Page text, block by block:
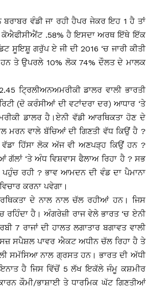
ਵੰਡੀ ਜਾ ਰਹੀ ਹੈਪਰ ਜੇਕਰ ਇਹ 1 ਹੈ ਤਾਂ
ਕੋਐਫੀਸੀਐਂਟ .58% ਹੈ ਇਸਦਾ ਅਰਥ ਇੱਥੇ ਇੱਕ
ਸੂਇਸ਼ੂ ਗਰੁੱਪ ਏ ਜੀ ਦੀ 2016 ‘ਚ ਜਾਰੀ ਕੀਤੀ
ਤੇ ਉਪਰਲੇ 10% ਲੋਕ 74% ਦੌਲਤ ਦੇ ਮਾਲਕ
ਟ੍ਰਿਲੀਅਨਅਮਰੀਕੀ ਡਾਲਰ ਵਾਲੀ ਭਾਰਤੀ
(ਦੋ ਕਰੰਸੀਆਂ ਦੀ ਵਟਾਂਦਰਾ ਦਰ) ਆਧਾਰ ‘ਤੇ
ਡਾਲਰ ਹੈ।ਏਨੀ ਵੱਡੀ ਆਰਥਿਕਤਾ ਹੋਣ ਦੇ
ਮਰਨ ਵਾਲੇ ਬੱਚਿਆਂ ਦੀ ਗਿਣਤੀ ਵੱਧ ਕਿਉਂ ਹੈ ?
ਹਿੱਸਾ ਲੋਕ ਅੱਜ ਵੀ ਅਣਪੜ੍ਹ ਕਿਉਂ ਹਨ ?
ਗੱਲਾਂ ‘ਤੇ ਅੰਧ ਵਿਸ਼ਵਾਸ ਫੈਲਾਅ ਰਿਹਾ ਹੈ ? ਸਭ
ਰਹੀ ? ਭਾਵ ਆਮਦਨ ਦੀ ਵੰਡ ਦਾ ਪੈਮਾਨਾ
ਕਰਨਾ ਪਵੇਗਾ।
ਦੇ ਨਾਲ ਨਾਲ ਚੱਲ ਰਹੀਆਂ ਹਨ। ਜਿਸ
ਰਹਿੰਦਾ ਹੈ। ਅੰਗਰੇਜ਼ੀ ਰਾਜ ਵੇਲੇ ਭਾਰਤ ‘ਚ ਏਨੀ
7 ਰਾਜਾਂ ਦੀ ਹਾਲਤ ਲਗਾਤਾਰ ਬਗਾਵਤ ਵਾਲੀ
ਸਪੈਸ਼ਲ ਪਾਵਰ ਐਕਟ ਅਧੀਨ ਚੱਲ ਰਿਹਾ ਹੈ ਤੇ
ਸਮੱਸਿਆ ਨਾਲ ਗ੍ਰਸਤ ਹਨ। ਭਾਰਤ ਦੀ ਅੱਧੀ
ਹੈ ਜਿਸ ਵਿੱਚੋਂ 5 ਲੱਖ ਇਕੱਲੇ ਜੰਮੂ ਕਸ਼ਮੀਰ
ਕੌਮੀ/ਭਾਸ਼ਾਈ ਤੇ ਧਾਰਮਿਕ ਘੱਟ ਗਿਣਤੀਆਂ